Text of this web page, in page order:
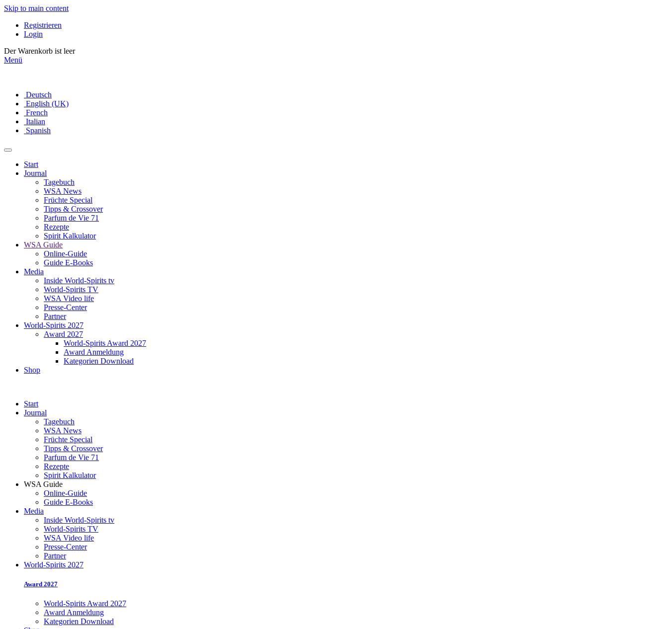
Skip to main content
Registrieren
Login
Der Warenkorb ist leer
Menü
Deutsch
English (UK)
French
Italian
Spanish
Start
Journal
Tagebuch
WSA News
Früchte Special
Tipps & Crossover
Parfum de Vie 71
Rezepte
Spirit Kalkulator
WSA Guide
Online-Guide
Guide E-Books
Media
Inside World-Spirits tv
World-Spirits TV
WSA Video life
Presse-Center
Partner
World-Spirits 2027
Award 2027
World-Spirits Award 2027
Award Anmeldung
Kategorien Download
Shop
Start
Journal
Tagebuch
WSA News
Früchte Special
Tipps & Crossover
Parfum de Vie 71
Rezepte
Spirit Kalkulator
WSA Guide
Online-Guide
Guide E-Books
Media
Inside World-Spirits tv
World-Spirits TV
WSA Video life
Presse-Center
Partner
World-Spirits 2027
Award 2027
World-Spirits Award 2027
Award Anmeldung
Kategorien Download